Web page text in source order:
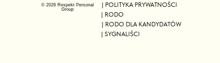
© 2026 Respekt Personal
Group
| RODO
| SYGNALIŚCI
| RODO DLA KANDYDATÓW
| POLITYKA PRYWATNOŚCI